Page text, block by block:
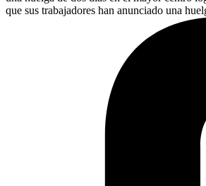
que sus trabajadores han anunciado una